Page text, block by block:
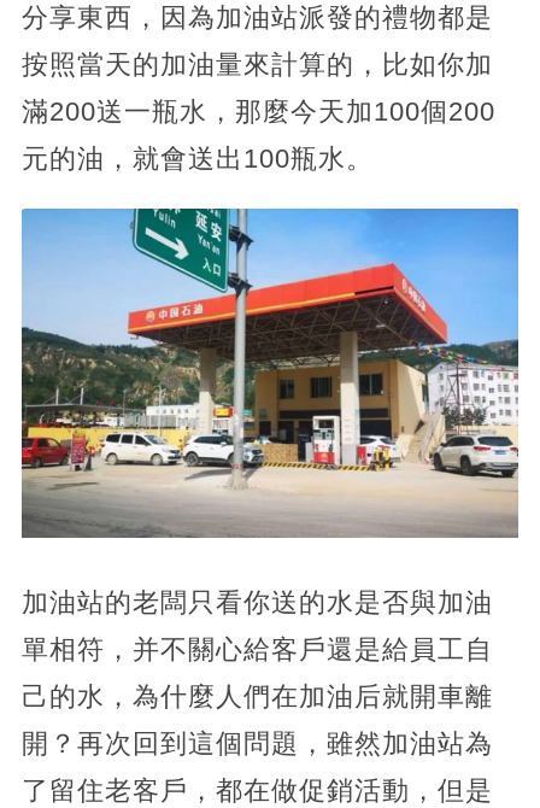
分享東西，因為加油站派發的禮物都是
按照當天的加油量來計算的，比如你加
滿200送一瓶水，那麼今天加100個200
元的油，就會送出100瓶水。
加油站的老闆只看你送的水是否與加油
單相符，并不關心給客戶還是給員工自
己的水，為什麼人們在加油后就開車離
開？再次回到這個問題，雖然加油站為
了留住老客戶，都在做促銷活動，但是